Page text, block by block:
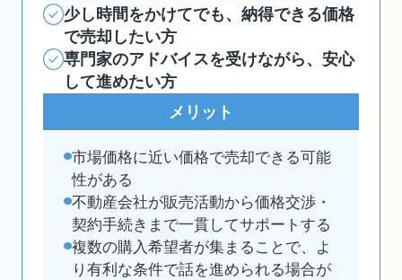
少し時間をかけてでも、納得できる価格
で売却したい方
専門家のアドバイスを受けながら、安心
して進めたい方
メリット
市場価格に近い価格で売却できる可能
性がある
不動産会社が販売活動から価格交渉・
契約手続きまで一貫してサポートする
複数の購入希望者が集まることで、よ
り有利な条件で話を進められる場合が